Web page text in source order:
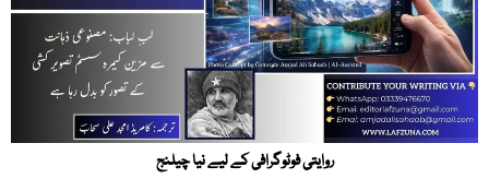
روایتی فوٹوگرافی کے لیے نیا چیلنج